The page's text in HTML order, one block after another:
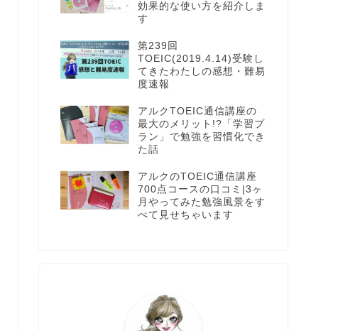
効果的な使い方を紹介しま
す
第239回
TOEIC(2019.4.14)受験し
てきたわたしの感想・難易
度速報
アルクTOEIC通信講座の
最大のメリット!?「学習プ
ラン」で勉強を習慣化でき
た話
アルクのTOEIC通信講座
700点コースの口コミ|3ヶ
月やってみた勉強風景をす
べて見せちゃいます